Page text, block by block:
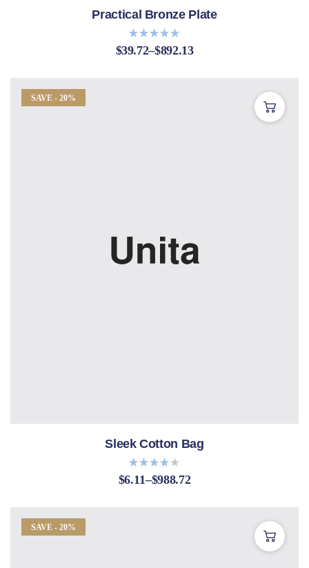
Practical Bronze Plate
Bewertet
mit4.80
$39.72–$892.13
SAVE - 20%
Sleek Cotton Bag
Bewerte
$6.11–$988.72
SAVE - 20%